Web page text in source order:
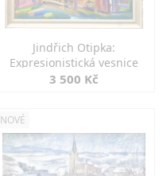
Jindřich Otipka:
Expresionistická vesnice
3 500 Kč
NOVÉ